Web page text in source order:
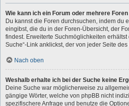
Wie kann ich ein Forum oder mehrere
Du kannst die Foren durchsuchen, indem du
eingibst, die du in der Foren-Übersicht, der
findest. Erweiterte Suchmöglichkeiten erhältst
Suche“-Link anklickst, der von jeder Seite
Nach oben
Weshalb erhalte ich bei der Suche keine
Deine Suche war möglicherweise zu
gängige Wörter, welche von phpBB nicht
spezifischere Anfrage und benutze die